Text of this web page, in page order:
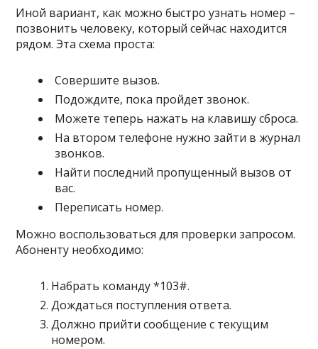
Иной вариант, как можно быстро узнать номер –
позвонить человеку, который сейчас находится
рядом. Эта схема проста:
Совершите вызов.
Подождите, пока пройдет звонок.
Можете теперь нажать на клавишу сброса.
На втором телефоне нужно зайти в журнал
звонков.
Найти последний пропущенный вызов от
вас.
Переписать номер.
Можно воспользоваться для проверки запросом.
Абоненту необходимо:
Набрать команду *103#.
Дождаться поступления ответа.
Должно прийти сообщение с текущим
номером.